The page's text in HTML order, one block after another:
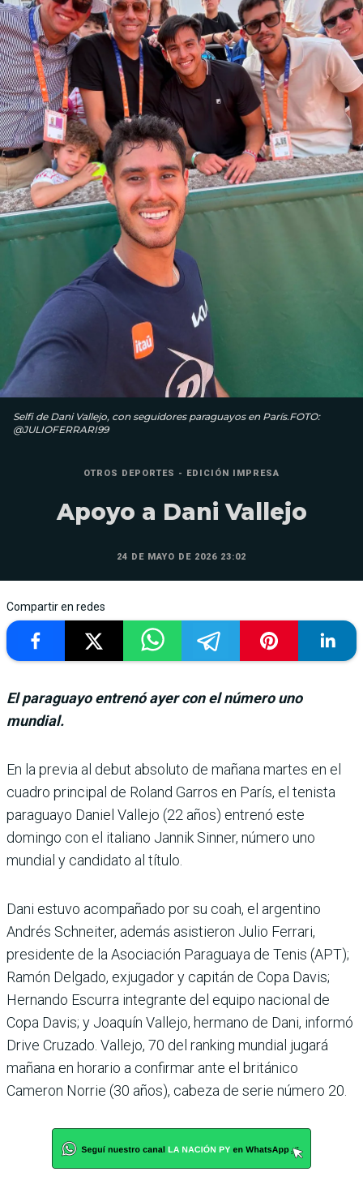
Selfi de Dani Vallejo, con seguidores paraguayos en París.FOTO:
@JULIOFERRARI99
OTROS DEPORTES - EDICIÓN IMPRESA
Apoyo a Dani Vallejo
24 DE MAYO DE 2026 23:02
Compartir en redes
El paraguayo entrenó ayer con el número uno
mundial.
En la previa al debut abso­luto de mañana martes en el
cuadro principal de Roland Garros en París, el tenista
paraguayo Daniel Vallejo (22 años) entrenó este
domingo con el italiano Jannik Sinner, número uno
mundial y can­didato al título.
Dani estuvo acompañado por su coah, el argentino
Andrés Schneiter, además asistieron Julio Ferrari,
presidente de la Asociación Paraguaya de Tenis (APT);
Ramón Delgado, exjugador y capitán de Copa Davis;
Hernando Escu­rra integrante del equipo nacional de
Copa Davis; y Joaquín Vallejo, hermano de Dani, informó
Drive Cruzado. Vallejo, 70 del ranking mundial jugará
mañana en horario a confirmar ante el británico
Cameron Norrie (30 años), cabeza de serie número 20.